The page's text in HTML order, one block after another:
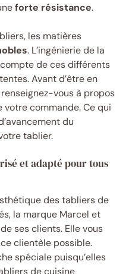
forte résistance.
les matières
. L’ingénierie de la
de ces différents
Avant d’être en
vous à propos
commande. Ce qui
du
tablier.
et adapté pour tous
des tabliers de
la marque Marcel et
ses clients. Elle vous
clientèle possible.
spéciale puisqu’elles
de cuisine